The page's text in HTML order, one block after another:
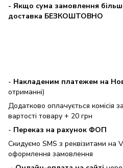
- Якщо сума замовлення
доставка БЕЗКОШТОВНО
- Накладеним платежем на
отриманні)
Додатково оплачується комісія
вартості товару + 20 грн
- Переказ на рахунок ФОП
Скидуємо SMS з реквізитами на
оформлення замовлення